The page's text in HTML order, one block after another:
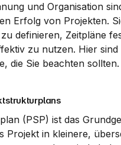
und Organisation
Erfolg von Projekten.
definieren, Zeitpläne
zu nutzen. Hier sind
die Sie beachten sollten.
(PSP) ist das
Projekt in kleinere,